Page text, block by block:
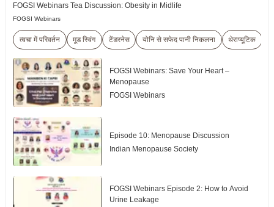
FOGSI Webinars Tea Discussion: Obesity in Midlife
FOGSI Webinars
त्वचा में परिवर्तन मूड स्विंग टेंडरनेस योनि से सफेद पानी निकलना थेराप्यूटिक
FOGSI Webinars: Save Your Heart –
Menopause
FOGSI Webinars
Episode 10: Menopause Discussion
Indian Menopause Society
FOGSI Webinars Episode 2: How to Avoid
Urine Leakage